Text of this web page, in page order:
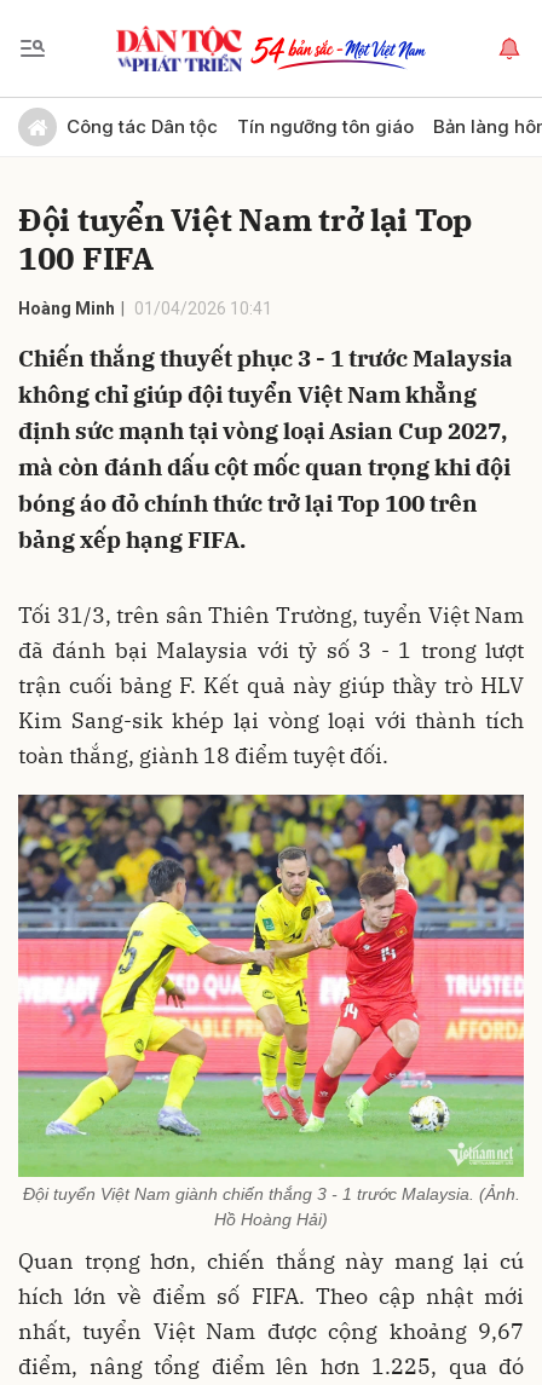
Công tác Dân tộc Tín ngưỡng tôn giáo Bản làng
Đội tuyển Việt Nam trở lại Top
100 FIFA
Hoàng Minh 01/04/2026 10:41
Chiến thắng thuyết phục 3 - 1 trước Malaysia
không chỉ giúp đội tuyển Việt Nam khẳng
định sức mạnh tại vòng loại Asian Cup 2027,
mà còn đánh dấu cột mốc quan trọng khi đội
bóng áo đỏ chính thức trở lại Top 100 trên
bảng xếp hạng FIFA.
Tối 31/3, trên sân Thiên Trường, tuyển Việt Nam
đã đánh bại Malaysia với tỷ số 3 - 1 trong lượt
trận cuối bảng F. Kết quả này giúp thầy trò HLV
Kim Sang-sik khép lại vòng loại với thành tích
toàn thắng, giành 18 điểm tuyệt đối.
Đội tuyển Việt Nam giành chiến thắng 3 - 1 trước Malaysia. (Ảnh.
Hồ Hoàng Hải)
Quan trọng hơn, chiến thắng này mang lại cú
hích lớn về điểm số FIFA. Theo cập nhật mới
nhất, tuyển Việt Nam được cộng khoảng 9,67
điểm, nâng tổng điểm lên hơn 1.225, qua đó
Gửi bình luận
Hủy Gửi